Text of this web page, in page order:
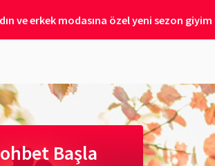
ve erkek modasına özel yeni sezon
Başla